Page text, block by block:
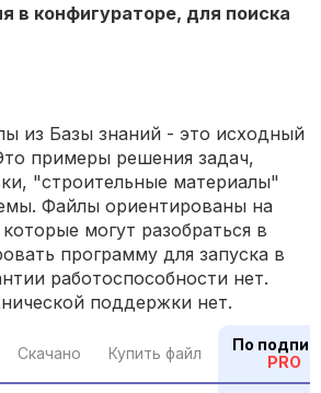
в конфигураторе, для поиска
Базы знаний - это исходный
примеры решения задач,
"строительные материалы"
Файлы ориентированы на
могут разобраться в
программу для запуска в
работоспособности нет.
поддержки нет.
Скачано Купить файл
По
PRO